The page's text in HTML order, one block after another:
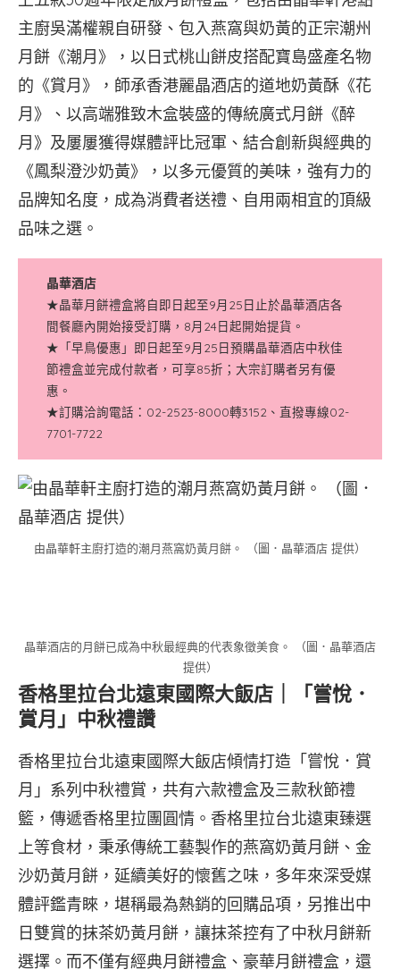
主廚吳滿權親自研發、包入燕窩與奶黃的正宗潮州
月餅《潮月》，以日式桃山餅皮搭配寶島盛產名物
的《賞月》，師承香港麗晶酒店的道地奶黃酥《花
月》、以高端雅致木盒裝盛的傳統廣式月餅《醉
月》及屢屢獲得媒體評比冠軍、結合創新與經典的
《鳳梨澄沙奶黃》，以多元優質的美味，強有力的
品牌知名度，成為消費者送禮、自用兩相宜的頂級
品味之選。
晶華酒店
★晶華月餅禮盒將自即日起至9月25日止於晶華酒店各
間餐廳內開始接受訂購，8月24日起開始提貨。
★「早鳥優惠」即日起至9月25日預購晶華酒店中秋佳
節禮盒並完成付款者，可享85折；大宗訂購者另有優
惠。
★訂購洽詢電話：02-2523-8000轉3152、直撥專線02-
7701-7722
由晶華軒主廚打造的潮月燕窩奶黃月餅。 （圖．晶華酒店 提供）
晶華酒店的月餅已成為中秋最經典的代表象徵美食。 （圖．晶華酒店
提供）
香格里拉台北遠東國際大飯店｜「嘗悅．
賞月」中秋禮讚
香格里拉台北遠東國際大飯店傾情打造「嘗悅．賞
月」系列中秋禮賞，共有六款禮盒及三款秋節禮
籃，傳遞香格里拉團圓情。香格里拉台北遠東臻選
上等食材，秉承傳統工藝製作的燕窩奶黃月餅、金
沙奶黃月餅，延續美好的懷舊之味，多年來深受媒
體評鑑青睞，堪稱最為熱銷的回購品項，另推出中
日雙賞的抹茶奶黃月餅，讓抹茶控有了中秋月餅新
選擇。而不僅有經典月餅禮盒、豪華月餅禮盒，還